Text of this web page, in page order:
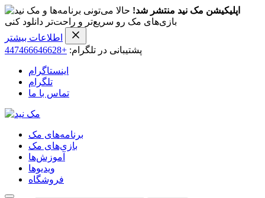
اپلیکیشن مک نید منتشر شد! حالا می‌تونی برنامه‌ها و
بازی‌های مک رو سریع‌تر و راحت‌تر دانلود کنی
اطلاعات بیشتر
پشتیبانی در تلگرام: +447466646628
اینستاگرام
تلگرام
تماس با ما
برنامه‌های مک
بازی‌های مک
آموزش‌ها
ویدیو‌ها
فروشگاه